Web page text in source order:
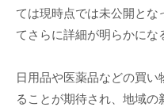
ては現時点では未公開とな
てさらに詳細が明らかにな
日用品や医薬品などの買
ることが期待され、地域の